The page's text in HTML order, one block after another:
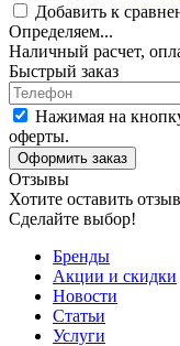
Добавить к
Определяем...
Наличный расчет,
Быстрый заказ
Нажимая на
оферты.
Оформить заказ
Отзывы
Хотите оставить
Сделайте выбор!
Бренды
Акции и скидки
Новости
Статьи
Услуги